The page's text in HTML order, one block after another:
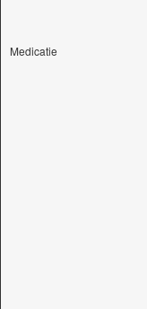
Medicatie